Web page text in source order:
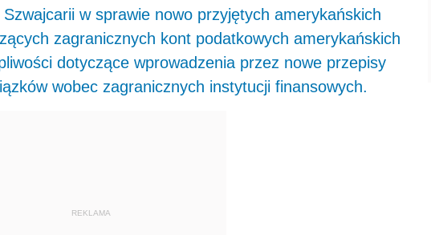
w sprawie nowo przyjętych amerykańskich
zagranicznych kont podatkowych amerykańskich
dotyczące wprowadzenia przez nowe przepisy
wobec zagranicznych instytucji finansowych.
REKLAMA